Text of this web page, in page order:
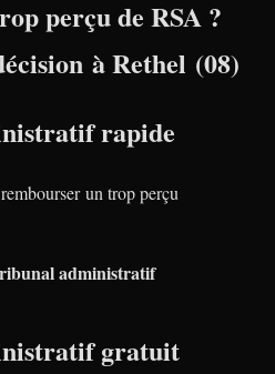
perçu de RSA ?
à Rethel (08)
rapide
un trop perçu
administratif
gratuit